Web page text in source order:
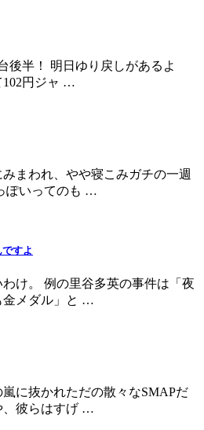
後半！ 明日ゆり戻しがあるよ
102円ジャ …
まわれ、やや寝こみガチの一週
ぽいってのも …
すよ
け。 例の里谷多英の事件は「夜
金メダル」と …
に抜かれただの散々なSMAPだ
、彼らはすげ …